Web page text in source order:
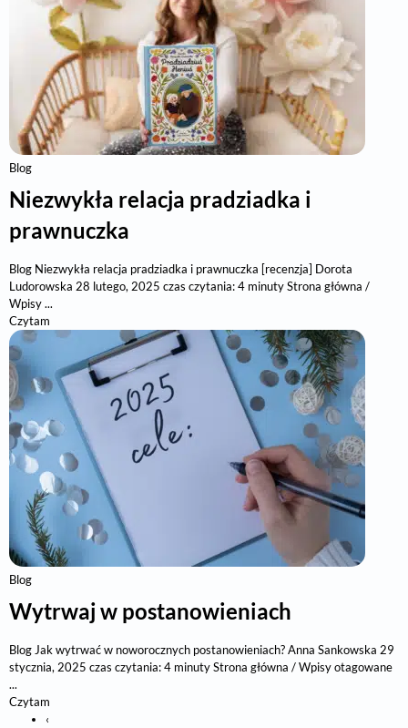
Blog
Niezwykła relacja pradziadka i
prawnuczka
Blog Niezwykła relacja pradziadka i prawnuczka [recenzja] Dorota
Ludorowska 28 lutego, 2025 czas czytania: 4 minuty Strona główna /
Wpisy ...
Czytam
Blog
Wytrwaj w postanowieniach
Blog Jak wytrwać w noworocznych postanowieniach? Anna Sankowska 29
stycznia, 2025 czas czytania: 4 minuty Strona główna / Wpisy otagowane
...
Czytam
‹